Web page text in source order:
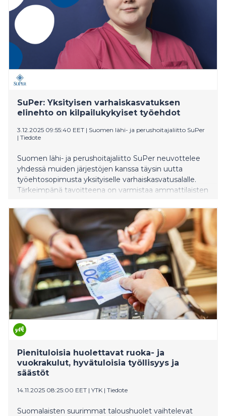
SuPer: Yksityisen varhaiskasvatuksen
elinehto on kilpailukykyiset työehdot
3.12.2025 09:55:40 EET | Suomen lähi- ja perushoitajaliitto SuPer
| Tiedote
Suomen lähi- ja perushoitajaliitto SuPer neuvottelee
yhdessä muiden järjestöjen kanssa täysin uutta
työehtosopimusta yksityiselle varhaiskasvatusalalle.
Tärkeimpänä tavoitteena on varmistaa ammattilaisten
Pienituloisia huolettavat ruoka- ja
vuokrakulut, hyvätuloisia työllisyys ja
säästöt
14.11.2025 08:25:00 EET | YTK | Tiedote
Suomalaisten suurimmat taloushuolet vaihtelevat